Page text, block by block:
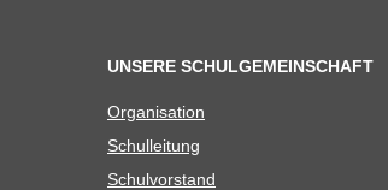
UNSERE SCHULGEMEINSCHAFT
Orga­ni­sa­tion
Schul­lei­tung
Schul­vor­stand